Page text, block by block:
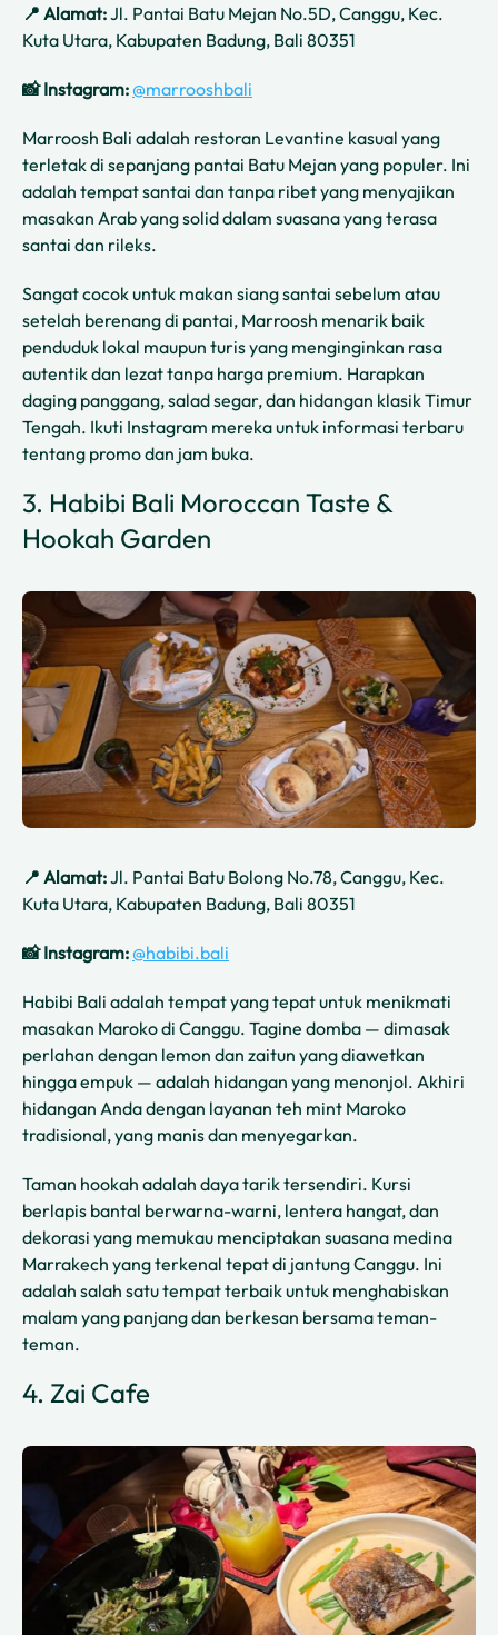
📍 Alamat:Jl. Pantai Batu Mejan No.5D, Canggu, Kec.
Kuta Utara, Kabupaten Badung, Bali 80351
📸 Instagram:@marrooshbali
Marroosh Bali adalah restoran Levantine kasual yang
terletak di sepanjang pantai Batu Mejan yang populer. Ini
adalah tempat santai dan tanpa ribet yang menyajikan
masakan Arab yang solid dalam suasana yang terasa
santai dan rileks.
Sangat cocok untuk makan siang santai sebelum atau
setelah berenang di pantai, Marroosh menarik baik
penduduk lokal maupun turis yang menginginkan rasa
autentik dan lezat tanpa harga premium. Harapkan
daging panggang, salad segar, dan hidangan klasik Timur
Tengah. Ikuti Instagram mereka untuk informasi terbaru
tentang promo dan jam buka.
3. Habibi Bali Moroccan Taste &
Hookah Garden
📍 Alamat:Jl. Pantai Batu Bolong No.78, Canggu, Kec.
Kuta Utara, Kabupaten Badung, Bali 80351
📸 Instagram:@habibi.bali
Habibi Bali adalah tempat yang tepat untuk menikmati
masakan Maroko di Canggu. Tagine domba — dimasak
perlahan dengan lemon dan zaitun yang diawetkan
hingga empuk — adalah hidangan yang menonjol. Akhiri
hidangan Anda dengan layanan teh mint Maroko
tradisional, yang manis dan menyegarkan.
Taman hookah adalah daya tarik tersendiri. Kursi
berlapis bantal berwarna-warni, lentera hangat, dan
dekorasi yang memukau menciptakan suasana medina
Marrakech yang terkenal tepat di jantung Canggu. Ini
adalah salah satu tempat terbaik untuk menghabiskan
malam yang panjang dan berkesan bersama teman-
teman.
4. Zai Cafe